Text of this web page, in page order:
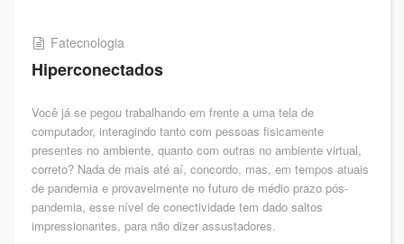
Fatecnologia
Hiperconectados
Você já se pegou trabalhando em frente a uma tela de
computador, interagindo tanto com pessoas fisicamente
presentes no ambiente, quanto com outras no ambiente virtual,
correto? Nada de mais até aí, concordo, mas, em tempos atuais
de pandemia e provavelmente no futuro de médio prazo pós-
pandemia, esse nível de conectividade tem dado saltos
impressionantes, para não dizer assustadores.